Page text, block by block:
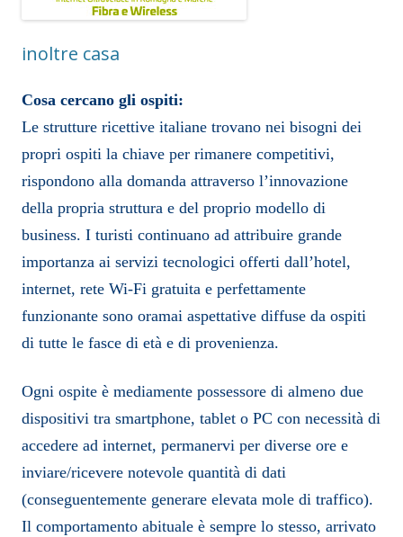
inoltre casa
Cosa cercano gli ospiti:
Le strutture ricettive italiane trovano nei bisogni dei
propri ospiti la chiave per rimanere competitivi,
rispondono alla domanda attraverso l’innovazione
della propria struttura e del proprio modello di
business. I turisti continuano ad attribuire grande
importanza ai servizi tecnologici offerti dall’hotel,
internet, rete Wi-Fi gratuita e perfettamente
funzionante sono oramai aspettative diffuse da ospiti
di tutte le fasce di età e di provenienza.
Ogni ospite è mediamente possessore di almeno due
dispositivi tra smartphone, tablet o PC con necessità di
accedere ad internet, permanervi per diverse ore e
inviare/ricevere notevole quantità di dati
(conseguentemente generare elevata mole di traffico).
Il comportamento abituale è sempre lo stesso, arrivato